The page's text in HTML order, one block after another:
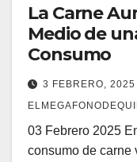
La Carne
Medio de
Consumo
3 FEBRERO, 2025
03 Febrero 2025
consumo de carne